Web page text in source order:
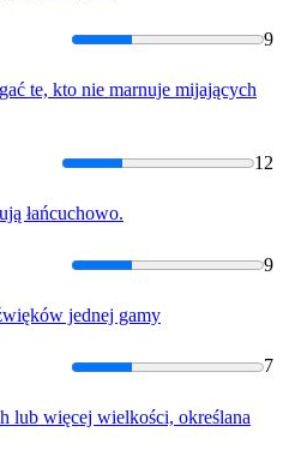
9
te, kto nie marnuje mijających
12
łańcuchowo.
9
jednej gamy
7
lub więcej wielkości, określana